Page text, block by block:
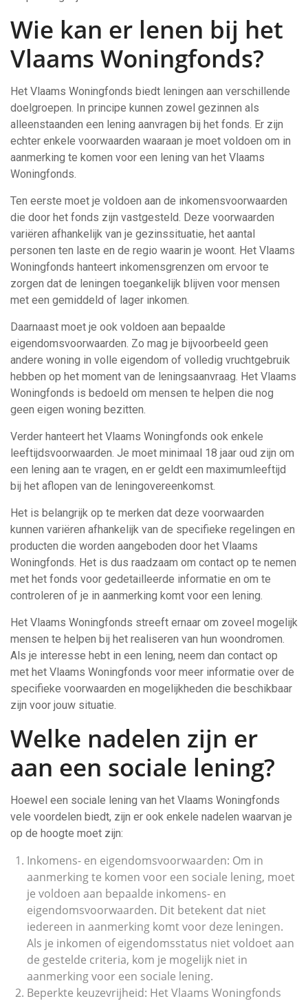
Wie kan er lenen bij het
Vlaams Woningfonds?
Het Vlaams Woningfonds biedt leningen aan verschillende
doelgroepen. In principe kunnen zowel gezinnen als
alleenstaanden een lening aanvragen bij het fonds. Er zijn
echter enkele voorwaarden waaraan je moet voldoen om in
aanmerking te komen voor een lening van het Vlaams
Woningfonds.
Ten eerste moet je voldoen aan de inkomensvoorwaarden
die door het fonds zijn vastgesteld. Deze voorwaarden
variëren afhankelijk van je gezinssituatie, het aantal
personen ten laste en de regio waarin je woont. Het Vlaams
Woningfonds hanteert inkomensgrenzen om ervoor te
zorgen dat de leningen toegankelijk blijven voor mensen
met een gemiddeld of lager inkomen.
Daarnaast moet je ook voldoen aan bepaalde
eigendomsvoorwaarden. Zo mag je bijvoorbeeld geen
andere woning in volle eigendom of volledig vruchtgebruik
hebben op het moment van de leningsaanvraag. Het Vlaams
Woningfonds is bedoeld om mensen te helpen die nog
geen eigen woning bezitten.
Verder hanteert het Vlaams Woningfonds ook enkele
leeftijdsvoorwaarden. Je moet minimaal 18 jaar oud zijn om
een lening aan te vragen, en er geldt een maximumleeftijd
bij het aflopen van de leningovereenkomst.
Het is belangrijk op te merken dat deze voorwaarden
kunnen variëren afhankelijk van de specifieke regelingen en
producten die worden aangeboden door het Vlaams
Woningfonds. Het is dus raadzaam om contact op te nemen
met het fonds voor gedetailleerde informatie en om te
controleren of je in aanmerking komt voor een lening.
Het Vlaams Woningfonds streeft ernaar om zoveel mogelijk
mensen te helpen bij het realiseren van hun woondromen.
Als je interesse hebt in een lening, neem dan contact op
met het Vlaams Woningfonds voor meer informatie over de
specifieke voorwaarden en mogelijkheden die beschikbaar
zijn voor jouw situatie.
Welke nadelen zijn er
aan een sociale lening?
Hoewel een sociale lening van het Vlaams Woningfonds
vele voordelen biedt, zijn er ook enkele nadelen waarvan je
op de hoogte moet zijn:
Inkomens- en eigendomsvoorwaarden: Om in
aanmerking te komen voor een sociale lening, moet
je voldoen aan bepaalde inkomens- en
eigendomsvoorwaarden. Dit betekent dat niet
iedereen in aanmerking komt voor deze leningen.
Als je inkomen of eigendomsstatus niet voldoet aan
de gestelde criteria, kom je mogelijk niet in
aanmerking voor een sociale lening.
Beperkte keuzevrijheid: Het Vlaams Woningfonds